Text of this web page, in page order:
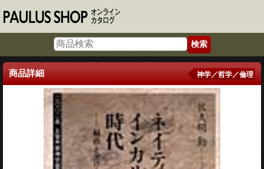
商品詳細 神学／哲学／倫理